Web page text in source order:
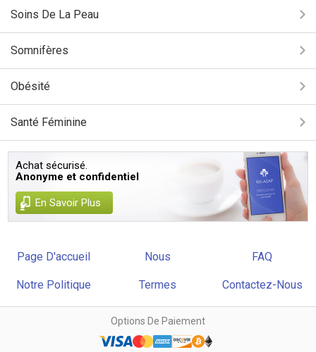
Soins De La Peau
Somnifères
Obésité
Santé Féminine
Achat sécurisé.
Anonyme et confidentiel
En Savoir Plus
Page D'accueil Nous FAQ
Notre Politique Termes Contactez-Nous
Options De Paiement